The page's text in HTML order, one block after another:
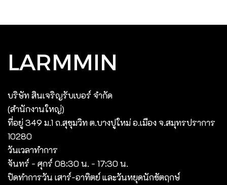
LARMMIN
บริษัท สินเจริญรับเบอร์ จํากัด
(สํานักงานใหญ่)
ที่อยู่ 349 ม.1 ถ.สุขุมวิท ต.บางปูใหม่ อ.เมือง จ.สมุทรปราการ
10280
วันเวลาทำการ
จันทร์ - ศุกร์ 08:30 น. - 17:30 น.
ปิดทำการวัน เสาร์-อาทิตย์ และวันหยุดนักขัตฤกษ์